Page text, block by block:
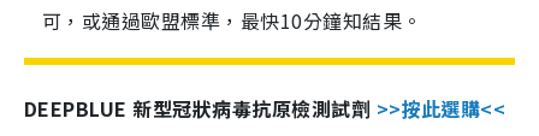
可，或通過歐盟標準，最快10分鐘知結果。
DEEPBLUE 新型冠狀病毒抗原檢測試劑 >>按此選購<<